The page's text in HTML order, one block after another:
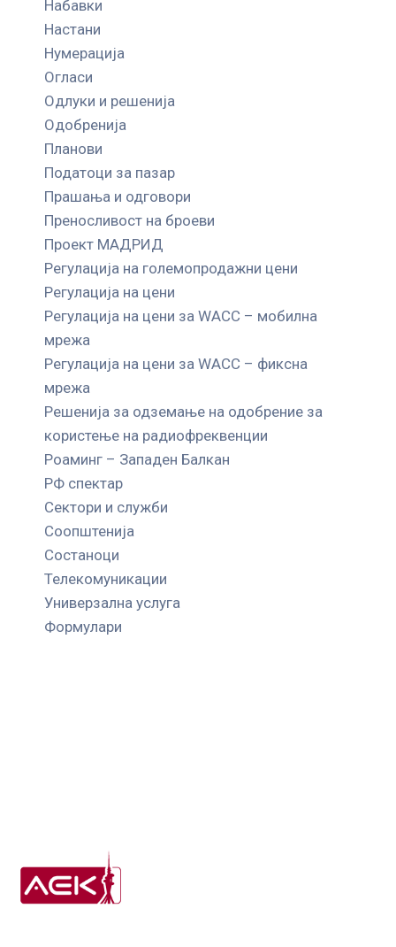
Набавки
Настани
Нумерација
Огласи
Одлуки и решенија
Одобренија
Планови
Податоци за пазар
Прашања и одговори
Преносливост на броеви
Проект МАДРИД
Регулација на големопродажни цени
Регулација на цени
Регулација на цени за WACC – мобилна
мрежа
Регулација на цени за WACC – фиксна
мрежа
Решенија за одземање на одобрение за
користење на радиофреквенции
Роаминг – Западен Балкан
РФ спектар
Сектори и служби
Соопштенија
Состаноци
Телекомуникации
Универзална услуга
Формулари